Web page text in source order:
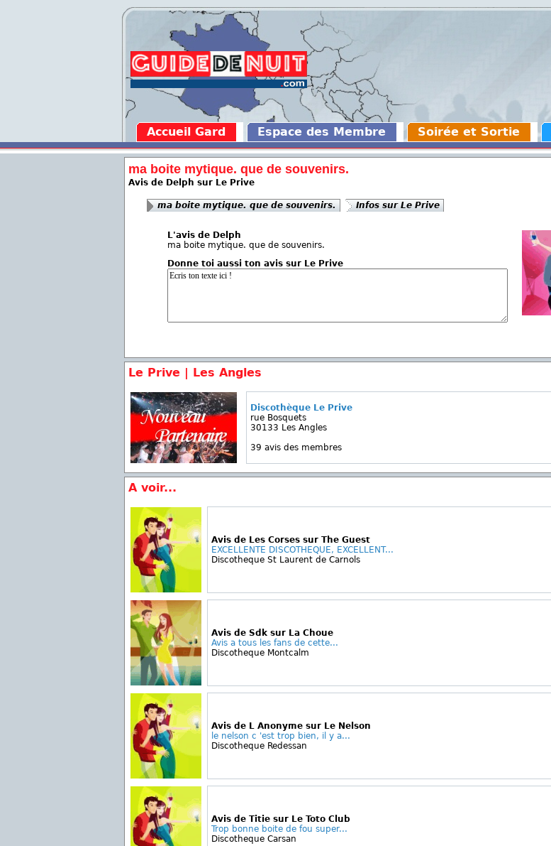
Accueil Gard Espace des Membre Soirée et Sortie
ma boite mytique. que de souvenirs.
Avis de Delph sur Le Prive
ma boite mytique. que de souvenirs. Infos sur Le Prive
L'avis de Delph
ma boite mytique. que de souvenirs.
Donne toi aussi ton avis sur Le Prive
Le Prive | Les Angles
Discothèque Le Prive
rue Bosquets
30133 Les Angles
39 avis des membres
A voir...
Avis de Les Corses sur The Guest
EXCELLENTE DISCOTHEQUE, EXCELLENT...
Discotheque St Laurent de Carnols
Avis de Sdk sur La Choue
Avis a tous les fans de cette...
Discotheque Montcalm
Avis de L Anonyme sur Le Nelson
le nelson c 'est trop bien, il y a...
Discotheque Redessan
Avis de Titie sur Le Toto Club
Trop bonne boite de fou super...
Discotheque Carsan